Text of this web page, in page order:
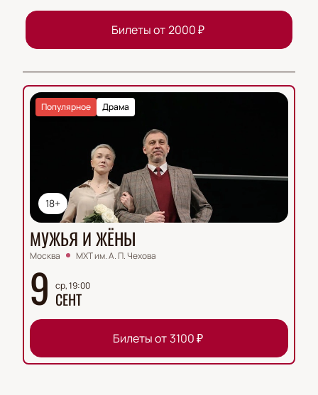
Билеты от 2000₽
18+
Драма
Популярное
МУЖЬЯ И ЖЁНЫ
Москва МХТ им. А. П. Чехова
9 ср, 19:00
СЕНТ
Билеты от 3100₽